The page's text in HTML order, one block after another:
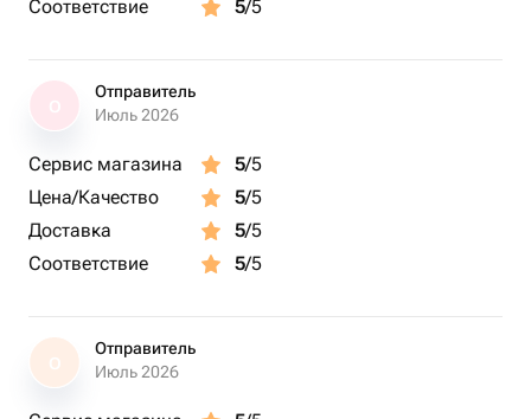
Соответствие 5/5
Отправитель
Июль 2026
Сервис магазина 5/5
Цена/Качество
5/5
Доставка
5/5
Соответствие
5/5
О
Отправитель
Июль 2026